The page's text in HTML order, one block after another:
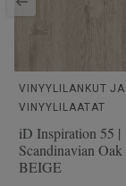
VINYYLILANKUT JA
VINYYLILAATAT
iD Inspiration 55 |
Scandinavian
BEIGE